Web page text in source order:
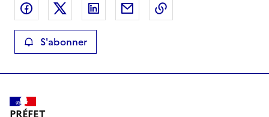
Partager sur Facebook
Partager sur XPartager sur LinkedIn
Partager par email
S'abonner